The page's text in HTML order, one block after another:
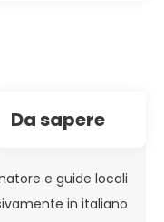
da sapere
e guide locali
in italiano.